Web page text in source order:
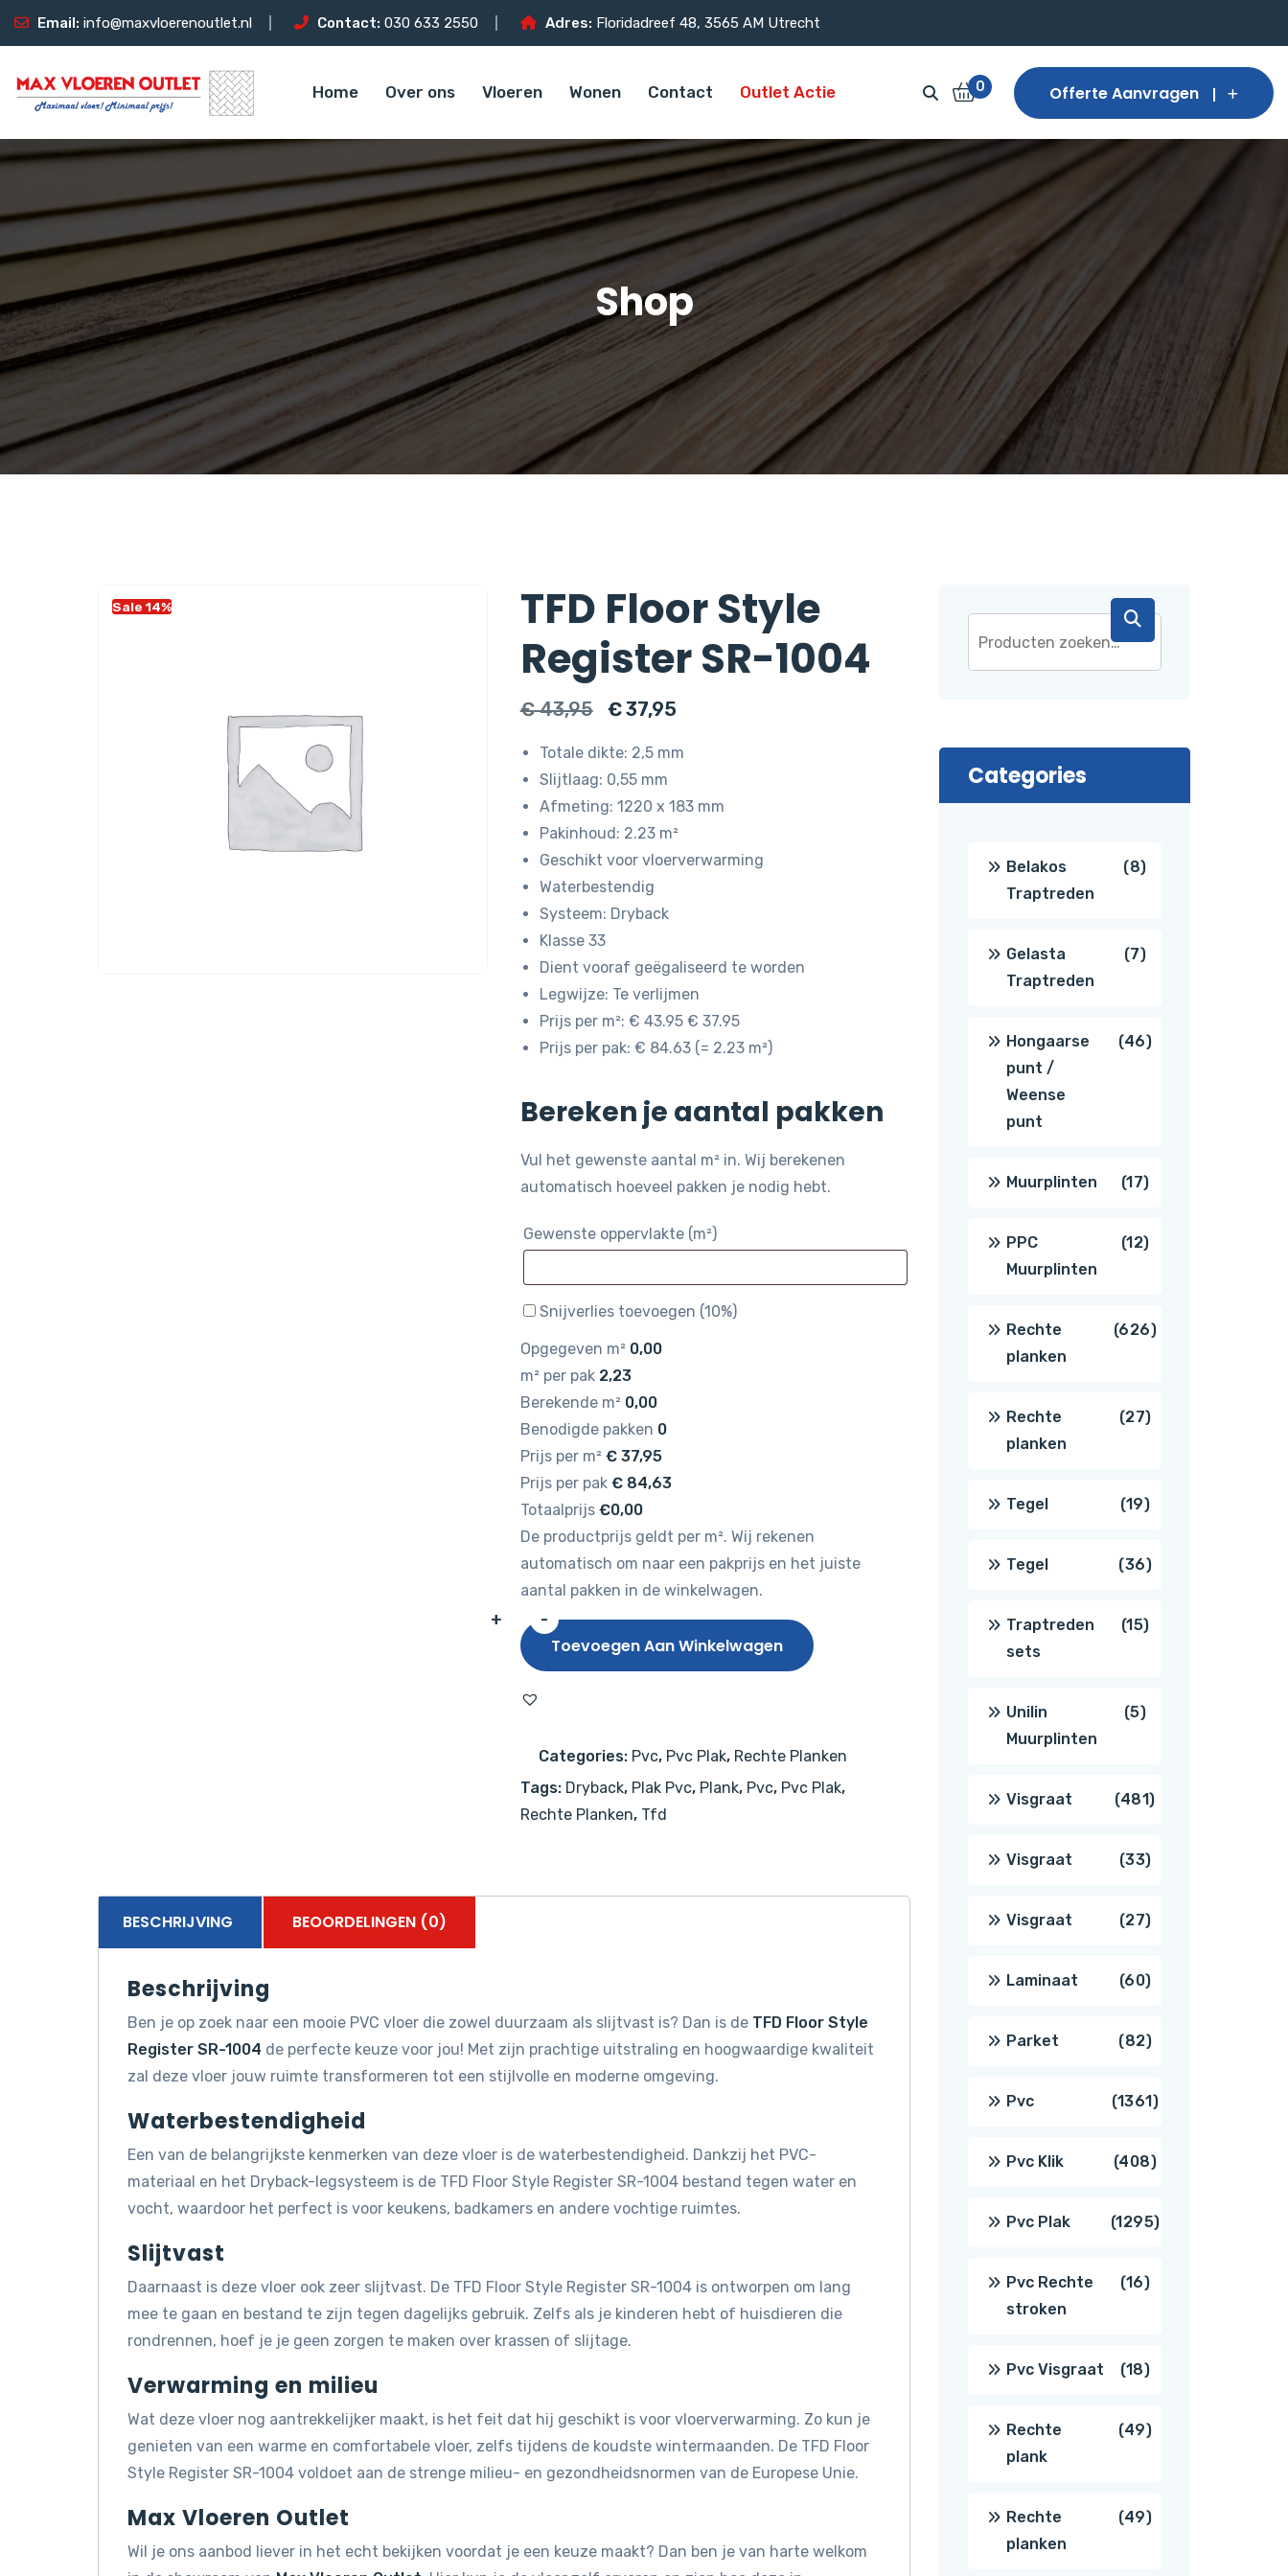
Email: info@maxvloerenoutlet.nl Contact: 030 633 2550 Adres: Floridadreef 48, 3565 AM Utrecht
Home Over ons Vloeren Wonen Contact Outlet Actie 0 Offerte Aanvragen
Shop
Sale 14%
TFD Floor Style
Register SR-1004
€43,95
Oorspronkelijke
was:
€ 43,95.
€37,95Huidige
€ 37,95.
Totale dikte: 2,5 mm
Slijtlaag: 0,55 mm
Afmeting: 1220 x 183 mm
Pakinhoud: 2.23 m²
Geschikt voor vloerverwarming
Waterbestendig
Systeem: Dryback
Klasse 33
Dient vooraf geëgaliseerd te worden
Legwijze: Te verlijmen
Prijs per m²: € 43.95 € 37.95
Prijs per pak: € 84.63 (= 2.23 m²)
Bereken je aantal pakken
Vul het gewenste aantal m² in. Wij berekenen
automatisch hoeveel pakken je nodig hebt.
Gewenste oppervlakte (m²)
Snijverlies toevoegen (10%)
Opgegeven m² 0,00
m² per pak 2,23
Berekende m² 0,00
Benodigde pakken 0
Prijs per m² €37,95
Prijs per pak €84,63
Totaalprijs €0,00
De productprijs geldt per m². Wij rekenen
automatisch om naar een pakprijs en het juiste
aantal pakken in de winkelwagen.
-
TFD
Floor
Register
1004
aantal
+
Toevoegen Aan Winkelwagen
Categories: Pvc, Pvc Plak, Rechte Planken
Tags: Dryback, Plak Pvc, Plank, Pvc, Pvc Plak,
Rechte Planken, Tfd
BESCHRIJVING BEOORDELINGEN (0)
Beschrijving
Ben je op zoek naar een mooie PVC vloer die zowel duurzaam als slijtvast is? Dan is de TFD Floor Style
Register SR-1004 de perfecte keuze voor jou! Met zijn prachtige uitstraling en hoogwaardige kwaliteit
zal deze vloer jouw ruimte transformeren tot een stijlvolle en moderne omgeving.
Waterbestendigheid
Een van de belangrijkste kenmerken van deze vloer is de waterbestendigheid. Dankzij het PVC-
materiaal en het Dryback-legsysteem is de TFD Floor Style Register SR-1004 bestand tegen water en
vocht, waardoor het perfect is voor keukens, badkamers en andere vochtige ruimtes.
Slijtvast
Daarnaast is deze vloer ook zeer slijtvast. De TFD Floor Style Register SR-1004 is ontworpen om lang
mee te gaan en bestand te zijn tegen dagelijks gebruik. Zelfs als je kinderen hebt of huisdieren die
rondrennen, hoef je je geen zorgen te maken over krassen of slijtage.
Verwarming en milieu
Wat deze vloer nog aantrekkelijker maakt, is het feit dat hij geschikt is voor vloerverwarming. Zo kun je
genieten van een warme en comfortabele vloer, zelfs tijdens de koudste wintermaanden. De TFD Floor
Style Register SR-1004 voldoet aan de strenge milieu- en gezondheidsnormen van de Europese Unie.
Max Vloeren Outlet
Wil je ons aanbod liever in het echt bekijken voordat je een keuze maakt? Dan ben je van harte welkom
Categories
Belakos
Traptreden
88
Gelasta
Traptreden
77
Hongaarse
punt /
Weense
punt
4646
Muurplinten 1717
producten
PPC
Muurplinten
1212
Rechte
planken
626626
Rechte
planken
2727
Tegel 1919
producten
Tegel 3636
producten
Traptreden
sets
1515
Unilin
Muurplinten
55
Visgraat 481481
Visgraat 3333
producten
Visgraat 2727
producten
Laminaat 6060
producten
Parket 8282
producten
Pvc 13611361
producten
Pvc Klik 408408
producten
Pvc Plak 12951295
Pvc Rechte
stroken
1616
Pvc Visgraat 1818
producten
Rechte
plank
4949
Rechte
planken
4949